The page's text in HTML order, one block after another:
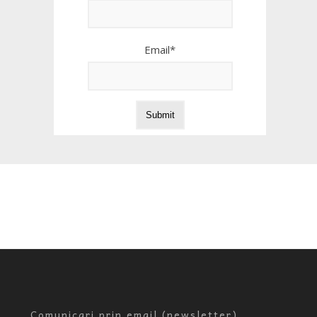
Email*
Comunicari prin email (newsletter)